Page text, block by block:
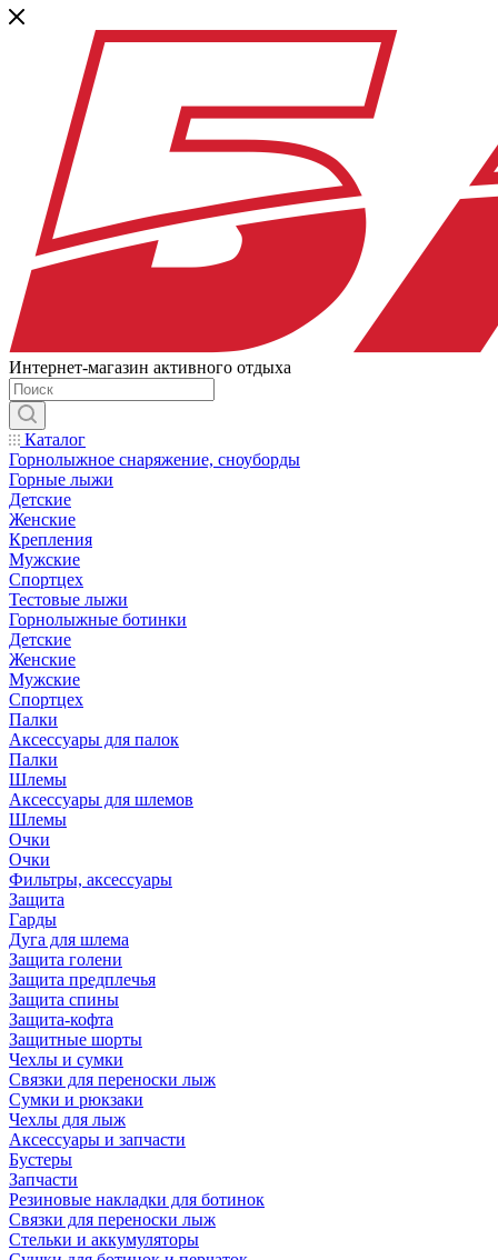
Интернет-магазин активного отдыха
Каталог
Горнолыжное снаряжение, сноуборды
Горные лыжи
Детские
Женские
Крепления
Мужские
Спортцех
Тестовые лыжи
Горнолыжные ботинки
Детские
Женские
Мужские
Спортцех
Палки
Аксессуары для палок
Палки
Шлемы
Аксессуары для шлемов
Шлемы
Очки
Очки
Фильтры, аксессуары
Защита
Гарды
Дуга для шлема
Защита голени
Защита предплечья
Защита спины
Защита-кофта
Защитные шорты
Чехлы и сумки
Связки для переноски лыж
Сумки и рюкзаки
Чехлы для лыж
Аксессуары и запчасти
Бустеры
Запчасти
Резиновые накладки для ботинок
Связки для переноски лыж
Стельки и аккумуляторы